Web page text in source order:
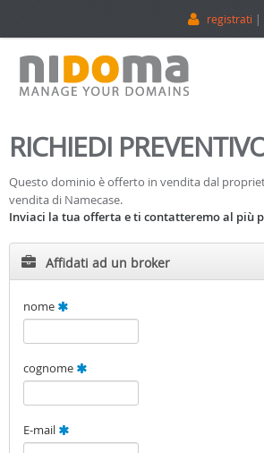
registrati
Vendi Un Dominio
Contatti
RICHIEDI
Questo dominio è offerto in vendita dal
vendita di Namecase.
Inviaci la tua offerta e ti contatteremo al più
Affidati ad un broker
nome
cognome
E-mail